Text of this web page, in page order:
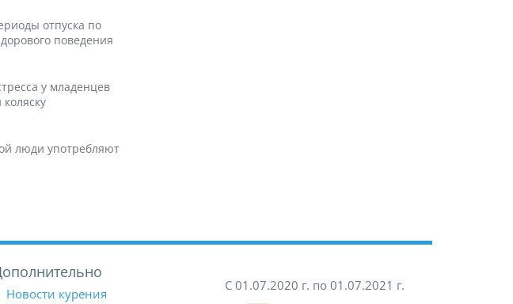
отпуска по
поведения
у младенцев
люди употребляют
Новости курения
С 01.07.2020 г. по 01.07.2021 г.